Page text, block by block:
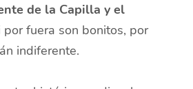
de la Capilla y el
por fuera son bonitos, por
indiferente.